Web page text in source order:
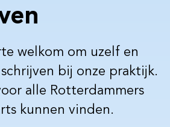
welkom om uzelf en
bij onze praktijk.
alle Rotterdammers
kunnen vinden.